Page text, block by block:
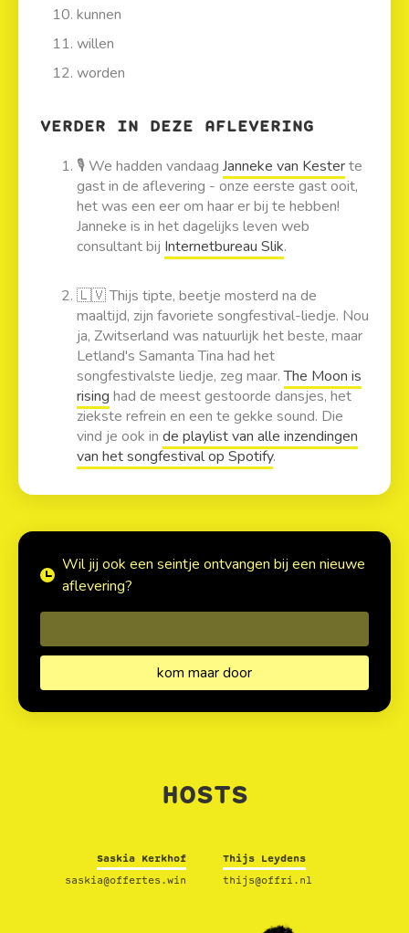
kunnen
willen
worden
VERDER IN DEZE AFLEVERING
🎙 We hadden vandaag Janneke van Kesterte
gast in de aflevering - onze eerste gast ooit,
het was een eer om haar er bij te hebben!
Janneke is in het dagelijks leven web
consultant bij Internetbureau Slik.
🇱🇻️ Thijs tipte, beetje mosterd na de
maaltijd, zijn favoriete songfestival-liedje. Nou
ja, Zwitserland was natuurlijk het beste, maar
Letland's Samanta Tina had het
songfestivalste liedje, zeg maar.The Moon is
rising had de meest gestoorde dansjes, het
ziekste refrein en een te gekke sound. Die
vind je ook in de playlist van alle inzendingen
van het songfestival op Spotify.
Wil jij ook een seintje ontvangen bij een nieuwe
aflevering?
HOSTS
Saskia Kerkhof
saskia@offertes.win
Thijs Leydens
thijs@offri.nl